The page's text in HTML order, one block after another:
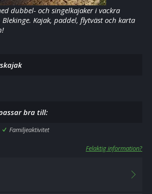
dubbel- och singelkajaker i vackra
Kajak, paddel, flytväst och karta
bra till:
Familjeaktivitet
Felaktig information?